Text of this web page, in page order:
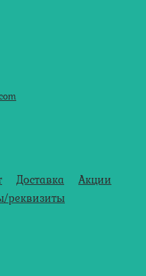
Доставка
Акции
реквизиты